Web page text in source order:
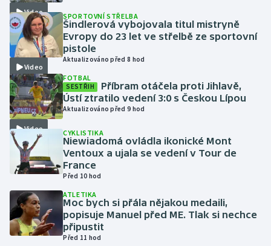
Golf
Gymnastika
Házená
Jezdectví
Judo
Krasobruslení
Lyže a snowboard
Moderní pětiboj
Video
Video
SPORTOVNÍ STŘELBA
Šindlerová vybojovala titul mistryně
Evropy do 23 let ve střelbě ze sportovní
pistole
Aktualizováno před 8 hod
Video
FOTBAL
SESTŘIH
Příbram otáčela proti Jihlavě,
Ústí ztratilo vedení 3:0 s Českou Lípou
Aktualizováno před 9 hod
CYKLISTIKA
Niewiadomá ovládla ikonické Mont
Ventoux a ujala se vedení v Tour de
France
Před 10 hod
ATLETIKA
Moc bych si přála nějakou medaili,
popisuje Manuel před ME. Tlak si nechce
připustit
Před 11 hod